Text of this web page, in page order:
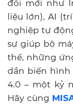
đổi mới như
liệu lớn), AI
nghiệp tự
sự giúp bộ
thế, những
dần biến hình
4.0 – một kỷ
Hãy cùng